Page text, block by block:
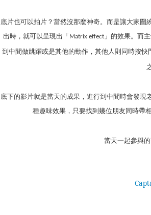
底片也可以拍片？當然沒那麼神奇。而是讓大家
出時，就可以呈現出「Matrix effect」的效果。而
到中間做跳躍或是其他的動作，其他人則同時按快
底下的影片就是當天的成果，進行到中間時會發
種趣味效果，只要找到幾位朋友同時帶
當天一起參與